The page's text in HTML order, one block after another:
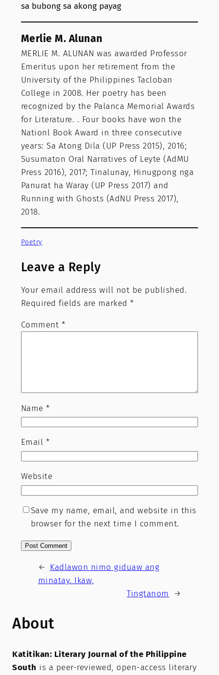
sa bubong sa akong payag
Merlie M. Alunan
MERLIE M. ALUNAN was awarded Professor
Emeritus upon her retirement from the
University of the Philippines Tacloban
College in 2008. Her poetry has been
recognized by the Palanca Memorial Awards
for Literature. . Four books have won the
Nationl Book Award in three consecutive
years: Sa Atong Dila (UP Press 2015), 2016;
Susumaton Oral Narratives of Leyte (AdMU
Press 2016), 2017; Tinalunay, Hinugpong nga
Panurat ha Waray (UP Press 2017) and
Running with Ghosts (AdNU Press 2017),
2018.
Poetry
Leave a Reply
Your email address will not be published.
Required fields are marked*
Comment *
Name*
Email *
Website
Save my name, email, and website in this
browser for the next time I comment.
← Kadlawon nimo giduaw ang
minatay. Ikaw,
Tingtanom
→
About
Katitikan: Literary Journal of the Philippine
South is a peer-reviewed, open-access literary